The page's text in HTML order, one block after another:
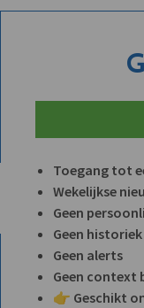
Toegang tot
Wekelijkse
Geen
Geen
Geen alerts
Geen context
👉 Geschikt